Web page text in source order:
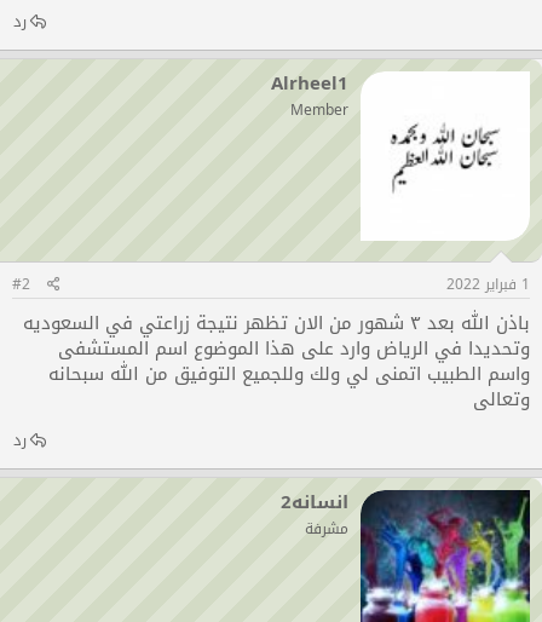
رد
Alrheel1
Member
1 فبراير 2022 #2
باذن الله بعد ٣ شهور من الان تظهر نتيجة زراعتي في السعوديه
وتحديدا في الرياض وارد على هذا الموضوع اسم المستشفى
واسم الطبيب اتمنى لي ولك وللجميع التوفيق من الله سبحانه
وتعالى
رد
انسانه2
مشرفة